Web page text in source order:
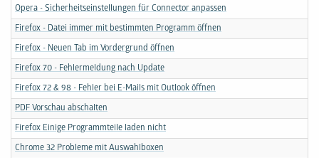
Opera - Sicherheitseinstellungen für Connector anpassen
Firefox - Datei immer mit bestimmten Programm öffnen
Firefox - Neuen Tab im Vordergrund öffnen
Firefox 70 - Fehlermeldung nach Update
Firefox 72 & 98 - Fehler bei E-Mails mit Outlook öffnen
PDF Vorschau abschalten
Firefox Einige Programmteile laden nicht
Chrome 32 Probleme mit Auswahlboxen